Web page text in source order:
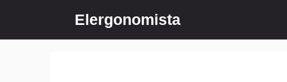
contenido
Elergonomista